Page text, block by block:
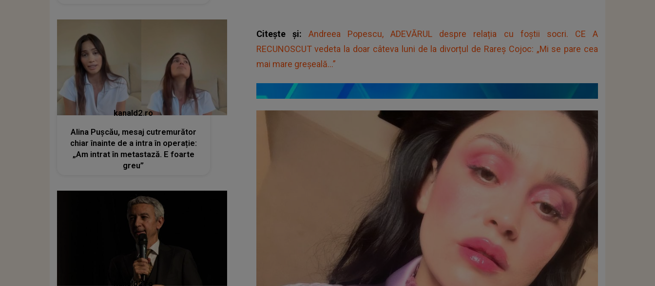
Citește și: Andreea Popescu, ADEVĂRUL despre relația cu foștii socri. CE A
RECUNOSCUT vedeta la doar câteva luni de la divorțul de Rareș Cojoc: „Mi se pare cea
mai mare greșeală...”
kanald2.ro
Alina Pușcău, mesaj cutremurător
chiar înainte de a intra în operație:
„Am intrat în metastază. E foarte
greu”
kanald2.ro